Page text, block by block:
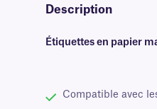
Description
Étiquettes en papier
Compatible avec